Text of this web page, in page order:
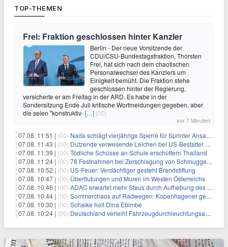
TOP-THEMEN
Frei: Fraktion geschlossen hinter Kanzler
Berlin - Der neue Vorsitzende der
CDU/CSU-Bundestagsfraktion, Thorsten
Frei, hat sich nach dem chaotischen
Personalwechsel des Kanzlers um
Einigkeit bemüht. Die Fraktion stehe
geschlossen hinter der Regierung,
versicherte er am Freitag in der ARD. Es habe in der
Sondersitzung Ende Juli kritische Wortmeldungen gegeben, aber
die seien "konstruktiv-[…] (00)
vor 7 Minuten
07.08. 11:51 | (00) Nada schlägt vierjährige Sperre für Sprinter Ansah vor
07.08. 11:43 | (00) Dutzende verwesende Leichen bei US-Bestatter gefunden
07.08. 11:39 | (00) Tödliche Schüsse an Schule erschüttern Thailand
07.08. 11:24 | (00) 78 Festnahmen bei Zerschlagung von Schmuggelnetzwerk in Spanien
07.08. 10:52 | (00) US-Feuer: Verdächtiger gesteht Brandstiftung
07.08. 10:47 | (00) Überflutungen und Muren im Westen Österreichs
07.08. 10:46 | (00) ADAC erwartet mehr Staus durch Aufhebung des Lkw-Fahrverbots
07.08. 10:44 | (00) Sommerchaos auf Radwegen: Kopenhagener genervt von Touristen
07.08. 10:30 | (00) Schalke holt Dina Ebimbe
07.08. 10:24 | (00) Deutschland verleiht Fahrzeugdurchleuchtungsanlagen an Israel